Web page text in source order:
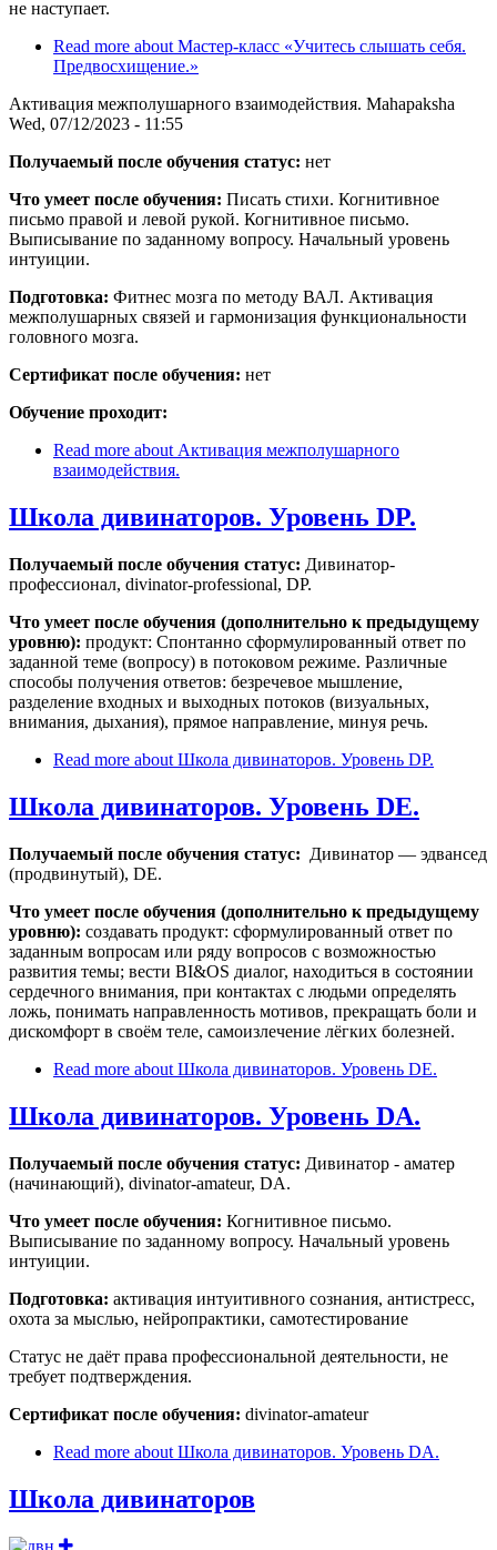
не наступает.
Read more about Мастер-класс «Учитесь слышать себя.
Предвосхищение.»
Активация межполушарного взаимодействия. Mahapaksha
Wed, 07/12/2023 - 11:55
Получаемый после обучения статус: нет
Что умеет после обучения: Писать стихи. Когнитивное
письмо правой и левой рукой. Когнитивное письмо.
Выписывание по заданному вопросу. Начальный уровень
интуиции.
Подготовка: Фитнес мозга по методу ВАЛ. Активация
межполушарных связей и гармонизация функциональности
головного мозга.
Сертификат после обучения: нет
Обучение проходит:
Read more about Активация межполушарного
взаимодействия.
Школа дивинаторов. Уровень DP.
Получаемый после обучения статус: Дивинатор-
профессионал, divinator-professional, DP.
Что умеет после обучения (дополнительно к предыдущему
уровню): продукт: Спонтанно сформулированный ответ по
заданной теме (вопросу) в потоковом режиме. Различные
способы получения ответов: безречевое мышление,
разделение входных и выходных потоков (визуальных,
внимания, дыхания), прямое направление, минуя речь.
Read more about Школа дивинаторов. Уровень DP.
Школа дивинаторов. Уровень DE.
Получаемый после обучения статус: Дивинатор — эдвансед
(продвинутый), DE.
Что умеет после обучения (дополнительно к предыдущему
уровню): создавать продукт: сформулированный ответ по
заданным вопросам или ряду вопросов с возможностью
развития темы; вести BI&OS диалог, находиться в состоянии
сердечного внимания, при контактах с людьми определять
ложь, понимать направленность мотивов, прекращать боли и
дискомфорт в своём теле, самоизлечение лёгких болезней.
Read more about Школа дивинаторов. Уровень DE.
Школа дивинаторов. Уровень DA.
Получаемый после обучения статус: Дивинатор - аматер
(начинающий), divinator-amateur, DA.
Что умеет после обучения: Когнитивное письмо.
Выписывание по заданному вопросу. Начальный уровень
интуиции.
Подготовка: активация интуитивного сознания, антистресс,
охота за мыслью, нейропрактики, самотестирование
Статус не даёт права профессиональной деятельности, не
требует подтверждения.
Сертификат после обучения: divinator-amateur
Read more about Школа дивинаторов. Уровень DA.
Школа дивинаторов